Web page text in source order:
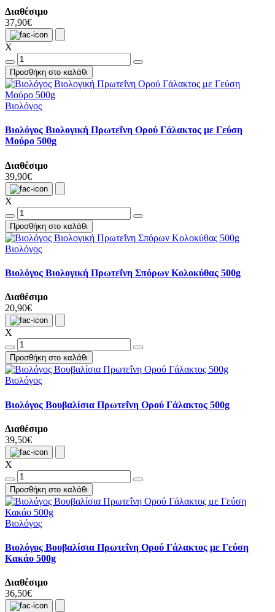
Διαθέσιμο
37,90€
X
Προσθήκη στο καλάθι
Βιολόγος
Βιολόγος Βιολογική Πρωτεΐνη Ορού Γάλακτος με Γεύση
Μούρο 500g
Διαθέσιμο
39,90€
X
Προσθήκη στο καλάθι
Βιολόγος
Βιολόγος Βιολογική Πρωτεΐνη Σπόρων Κολοκύθας 500g
Διαθέσιμο
20,90€
X
Προσθήκη στο καλάθι
Βιολόγος
Βιολόγος Βουβαλίσια Πρωτεΐνη Ορού Γάλακτος 500g
Διαθέσιμο
39,50€
X
Προσθήκη στο καλάθι
Βιολόγος
Βιολόγος Βουβαλίσια Πρωτεΐνη Ορού Γάλακτος με Γεύση
Κακάο 500g
Διαθέσιμο
36,50€